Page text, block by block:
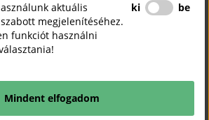
Kártya Program különszámra
aktuális
megjelenítéséhez.
funkciót használni
ki be
Mindent elfogadom